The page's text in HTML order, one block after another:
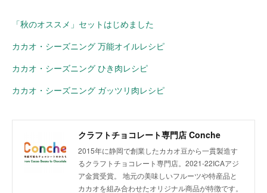
「秋のオススメ」セットはじめました
カカオ・シーズニング 万能オイルレシピ
カカオ・シーズニング ひき肉レシピ
カカオ・シーズニング ガッツリ肉レシピ
クラフトチョコレート専門店 Conche
2015年に静岡で創業したカカオ豆から一貫製造す
るクラフトチョコレート専門店。2021-22ICAアジ
ア金賞受賞。 地元の美味しいフルーツや特産品と
カカオを組み合わせたオリジナル商品が特徴です。